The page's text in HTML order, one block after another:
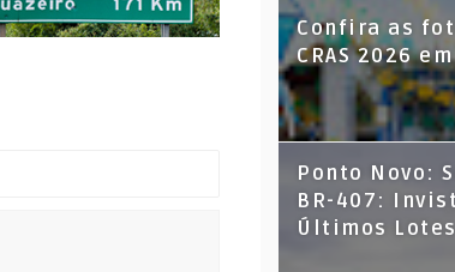
Confira as
CRAS 2026
Ponto Novo:
BR-407:
Últimos